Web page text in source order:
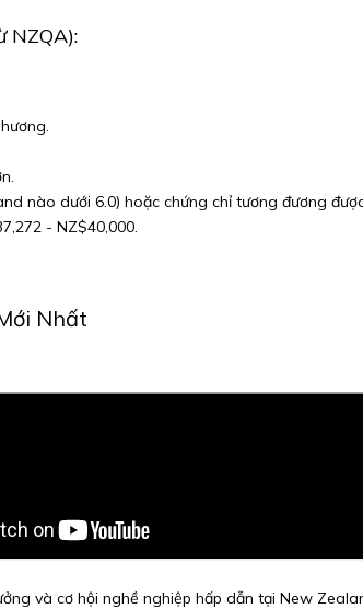
nào dưới 6.0) hoặc chứng chỉ tương đương
- NZ$40,000.
Nhất
và cơ hội nghề nghiệp hấp dẫn tại New